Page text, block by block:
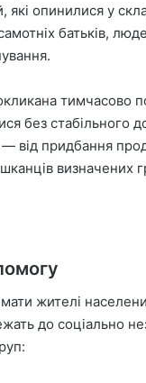
опинилися у
батьків,
тимчасово
без
від придбання
визначених
жителі
до соціально